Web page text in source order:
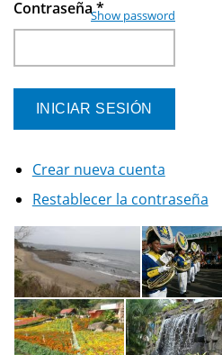
Contraseña*
Show password
Crear nueva cuenta
Restablecer la contraseña